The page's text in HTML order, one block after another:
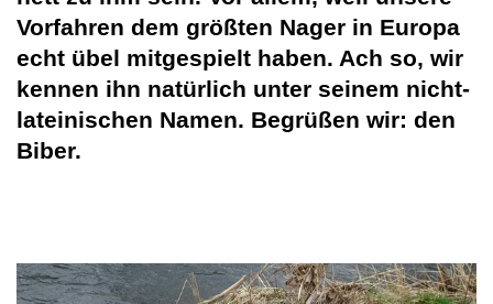
Vorfahren dem größten Nager in Europa
echt übel mitgespielt haben. Ach so, wir
kennen ihn natürlich unter seinem nicht-
lateinischen Namen. Begrüßen wir: den
Biber.